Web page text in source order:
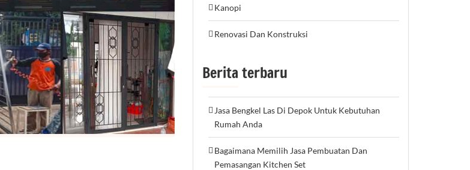
Kanopi
Renovasi Dan Konstruksi
Berita terbaru
Jasa Bengkel Las Di Depok Untuk Kebutuhan
Rumah Anda
Bagaimana Memilih Jasa Pembuatan Dan
Pemasangan Kitchen Set